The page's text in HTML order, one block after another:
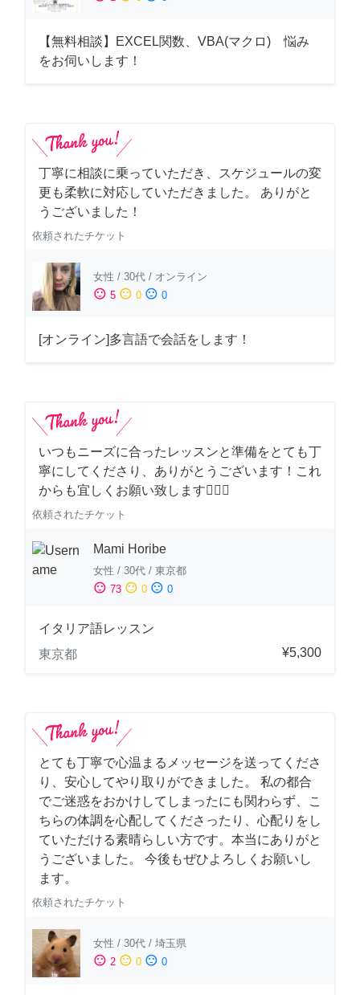
【無料相談】EXCEL関数、VBA(マクロ) 悩み
をお伺いします！
丁寧に相談に乗っていただき、スケジュールの変
更も柔軟に対応していただきました。 ありがと
うございました！
依頼されたチケット
女性 / 30代 / オンライン
sentiment_satisfied 5 sentiment_neutral 0 sentiment_dissatisfied 0
[オンライン]多言語で会話をします！
いつもニーズに合ったレッスンと準備をとても丁
寧にしてくださり、ありがとうございます！これ
からも宜しくお願い致します🙇‍♀️✨
依頼されたチケット
Mami Horibe
女性 / 30代 / 東京都
sentiment_satisfied 73 sentiment_neutral 0 sentiment_dissatisfied 0
イタリア語レッスン
東京都
¥5,300
とても丁寧で心温まるメッセージを送ってくださ
り、安心してやり取りができました。 私の都合
でご迷惑をおかけしてしまったにも関わらず、こ
ちらの体調を心配してくださったり、心配りをし
ていただける素晴らしい方です。本当にありがと
うございました。 今後もぜひよろしくお願いし
ます。
依頼されたチケット
女性 / 30代 / 埼玉県
sentiment_satisfied 2 sentiment_neutral 0 sentiment_dissatisfied 0